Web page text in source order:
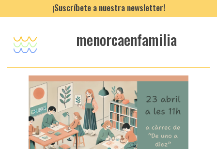
¡Suscríbete a nuestra newsletter!
menorcaenfamilia